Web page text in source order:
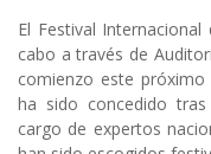
El Festival
cabo a través de
comienzo este
ha sido concedido
cargo de expertos